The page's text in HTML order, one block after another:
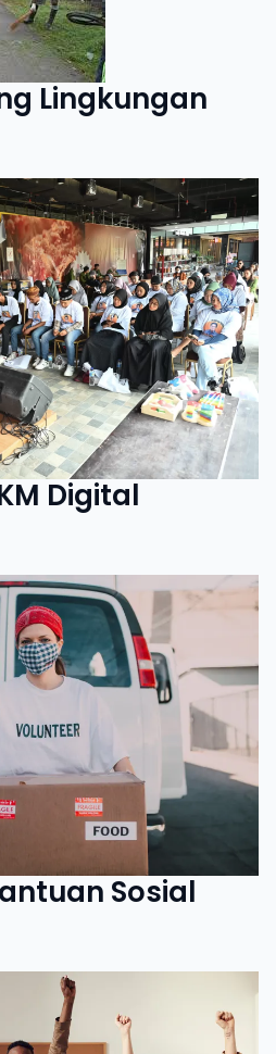
Lingkungan
Digital
Sosial